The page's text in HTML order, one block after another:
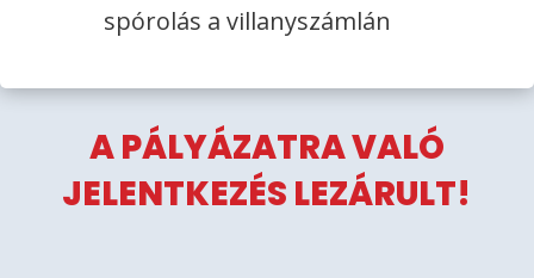
spórolás a villanyszámlán
A PÁLYÁZATRA VALÓ
JELENTKEZÉS LEZÁRULT!